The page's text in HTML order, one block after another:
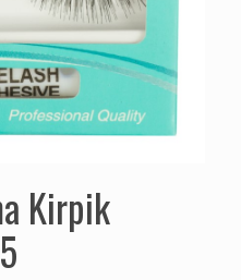
Kirpik